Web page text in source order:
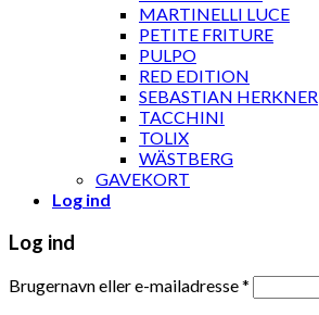
MARTINELLI LUCE
PETITE FRITURE
PULPO
RED EDITION
SEBASTIAN HERKNER
TACCHINI
TOLIX
WÄSTBERG
GAVEKORT
Log ind
Log ind
Brugernavn eller e-mailadresse*